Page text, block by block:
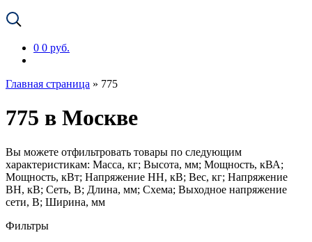
0 0 руб.
Главная страница » 775
775 в Москве
Вы можете отфильтровать товары по следующим
характеристикам: Масса, кг; Высота, мм; Мощность, кВА;
Мощность, кВт; Напряжение НН, кВ; Вес, кг; Напряжение
ВН, кВ; Сеть, В; Длина, мм; Схема; Выходное напряжение
сети, В; Ширина, мм
Фильтры